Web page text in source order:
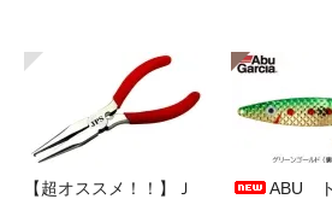
【超オススメ！！】Ｊ
ABU